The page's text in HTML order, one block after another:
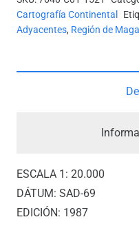
Y
BAHÍA
cantidad
Cartografía Continental
Adyacentes, Región de
ESCALA 1: 20.000
DÁTUM: SAD-69
EDICIÓN: 1987